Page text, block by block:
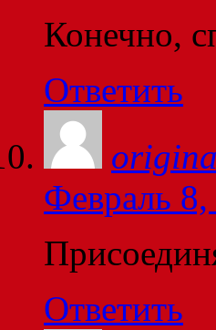
Конечно,
Ответить
Февраль
Ответить